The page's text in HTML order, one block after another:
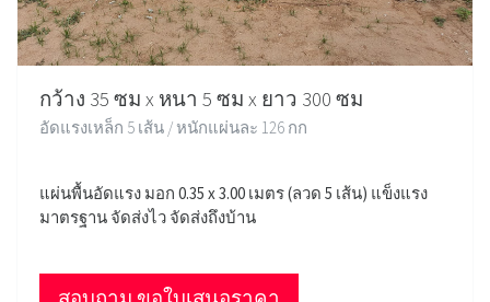
กว้าง 35 ซม x หนา 5 ซม x ยาว 300 ซม
อัดแรงเหล็ก 5 เส้น / หนักแผ่นละ 126 กก
แผ่นพื้นอัดแรง มอก 0.35 x 3.00 เมตร (ลวด 5 เส้น) แข็งแรง
มาตรฐาน จัดส่งไว จัดส่งถึงบ้าน